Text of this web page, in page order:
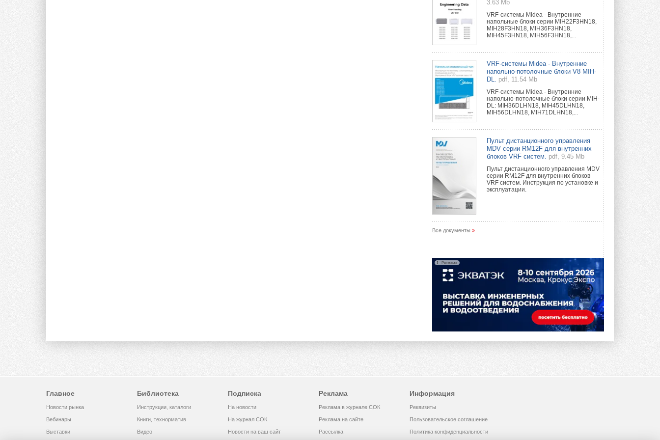
3.63 Mb
VRF-системы Midea - Внутренние
напольные блоки серии MIH22F3HN18,
MIH28F3HN18, MIH36F3HN18,
MIH45F3HN18, MIH56F3HN18,...
VRF-системы Midea - Внутренние
напольно-потолочные блоки V8 MIH-
DL.
pdf, 11.54 Mb
VRF-системы Midea - Внутренние
напольно-потолочные блоки серии MIH-
DL: MIH36DLHN18, MIH45DLHN18,
MIH56DLHN18, MIH71DLHN18,...
Пульт дистанционного управления
MDV серии RM12F для внутренних
блоков VRF систем.
pdf, 9.45 Mb
Пульт дистанционного управления MDV
серии RM12F для внутренних блоков
VRF систем. Инструкция по установке и
эксплуатации.
Все документы »
Реклама
Главное
Новости рынка
Вебинары
Выставки
Библиотека
Инструкции, каталоги
Книги, технорматив
Видео
Подписка
На новости
На журнал СОК
Новости на ваш сайт
Реклама
Реклама в журнале СОК
Реклама на сайте
Рассылка
Информация
Реквизиты
Пользовательское соглашение
Политика конфиденциальности